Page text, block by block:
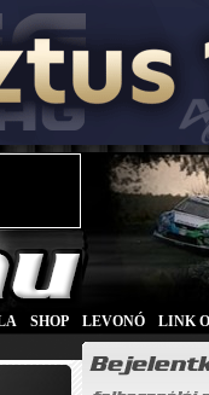
SHOP LEVONÓ LINK